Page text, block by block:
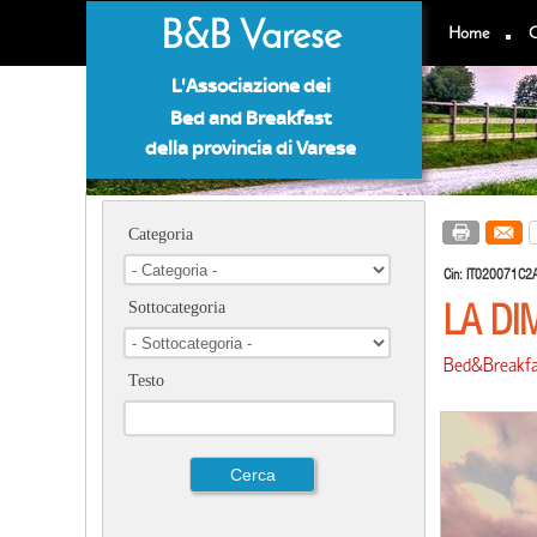
Categoria
Sottocategoria
Testo
Home
B&B Varese
L'Associazione dei
Bed and Breakfast
della provincia di Varese
Cin:
LA